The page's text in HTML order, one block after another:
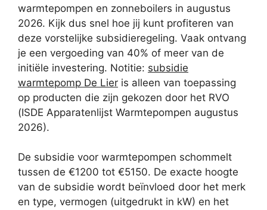
warmtepompen en zonneboilers in augustus
2026. Kijk dus snel hoe jij kunt profiteren van
deze vorstelijke subsidieregeling. Vaak ontvang
je een vergoeding van 40% of meer van de
initiële investering. Notitie: subsidie
warmtepomp De Lier is alleen van toepassing
op producten die zijn gekozen door het RVO
(ISDE Apparatenlijst Warmtepompen augustus
2026).
De subsidie voor warmtepompen schommelt
tussen de €1200 tot €5150. De exacte hoogte
van de subsidie wordt beïnvloed door het merk
en type, vermogen (uitgedrukt in kW) en het